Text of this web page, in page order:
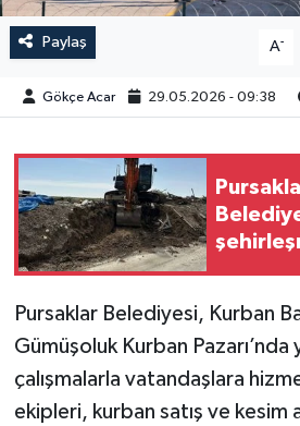
Paylaş A-
Gökçe Acar 29.05.2026 - 09:38
Pursaklar Belediyesi, Kurban
Gümüşoluk Kurban
çalışmalarla vatandaşlara
ekipleri, kurban satış ve kesim